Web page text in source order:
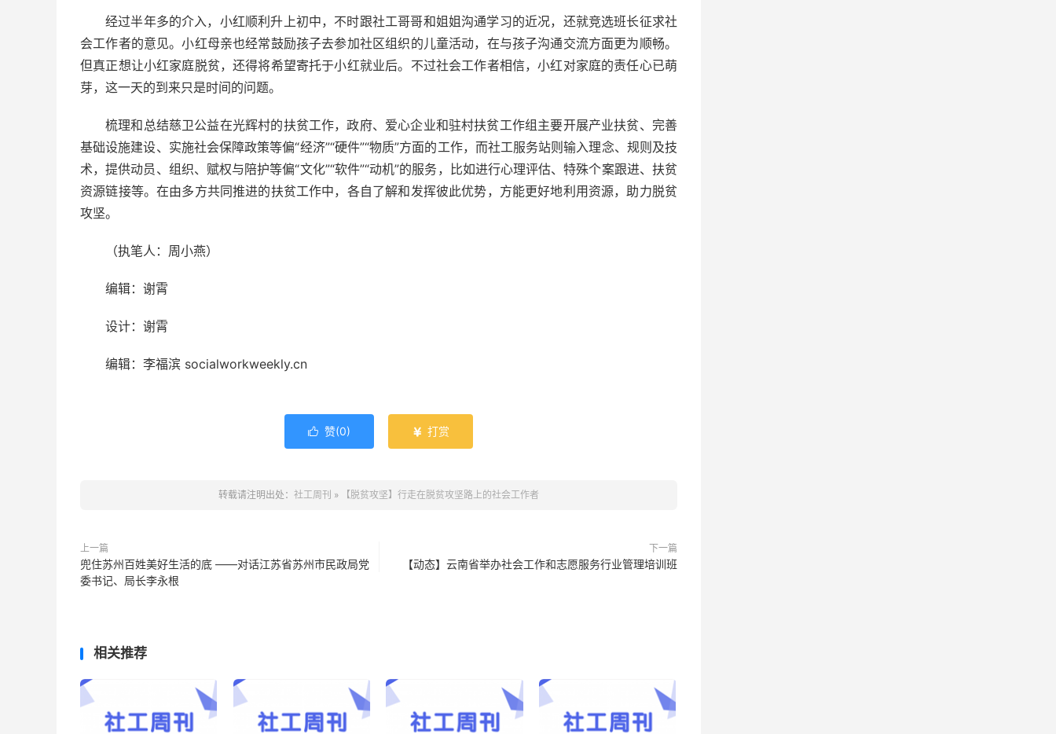
经过半年多的介入，小红顺利升上初中，不时跟社工哥哥和姐姐沟通学习的近况，还就竞选班长征求社
会工作者的意见。小红母亲也经常鼓励孩子去参加社区组织的儿童活动，在与孩子沟通交流方面更为顺畅。
但真正想让小红家庭脱贫，还得将希望寄托于小红就业后。不过社会工作者相信，小红对家庭的责任心已萌
芽，这一天的到来只是时间的问题。
梳理和总结慈卫公益在光辉村的扶贫工作，政府、爱心企业和驻村扶贫工作组主要开展产业扶贫、完善
基础设施建设、实施社会保障政策等偏“经济”“硬件”“物质”方面的工作，而社工服务站则输入理念、规则及技
术，提供动员、组织、赋权与陪护等偏“文化”“软件”“动机”的服务，比如进行心理评估、特殊个案跟进、扶贫
资源链接等。在由多方共同推进的扶贫工作中，各自了解和发挥彼此优势，方能更好地利用资源，助力脱贫
攻坚。
（执笔人：周小燕）
编辑：谢霄
设计：谢霄
编辑：李福滨 socialworkweekly.cn
 赞(0)  打赏
转载请注明出处： 社工周刊 » 【脱贫攻坚】行走在脱贫攻坚路上的社会工作者
上一篇
兜住苏州百姓美好生活的底 ——对话江苏省苏州市民政局党
委书记、局长李永根
下一篇
【动态】云南省举办社会工作和志愿服务行业管理培训班
相关推荐